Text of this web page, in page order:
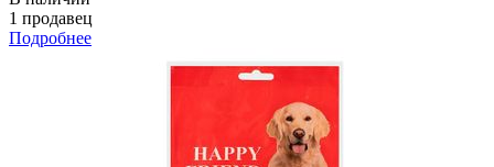
1 продавец
Подробнее